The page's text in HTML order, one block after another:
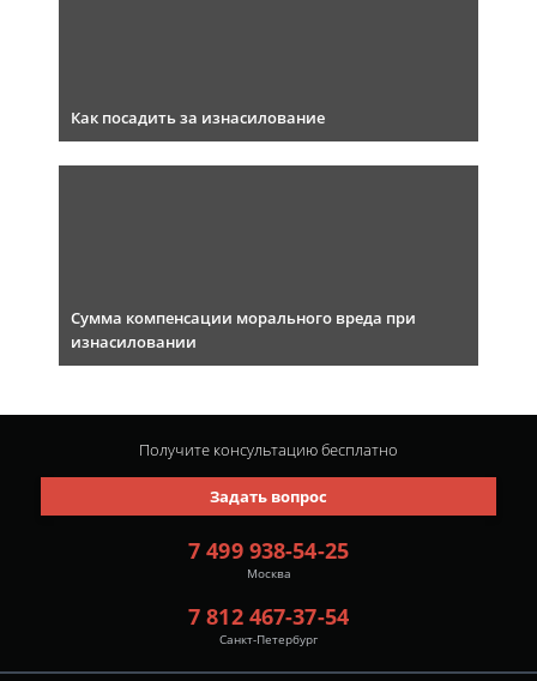
Как посадить за изнасилование
Сумма компенсации морального вреда при
изнасиловании
7 499 938-54-25
Москва
7 812 467-37-54
Санкт-Петербург
Задать вопрос
Получите консультациюбесплатно